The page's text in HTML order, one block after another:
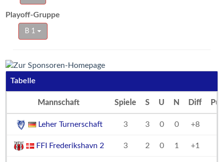
Playoff-Gruppe
B 1
Tabelle
Mannschaft Spiele S U N Diff
Leher Turnerschaft 3 3 0 0 +8
FFI Frederikshavn 2 3 2 0 1 +1